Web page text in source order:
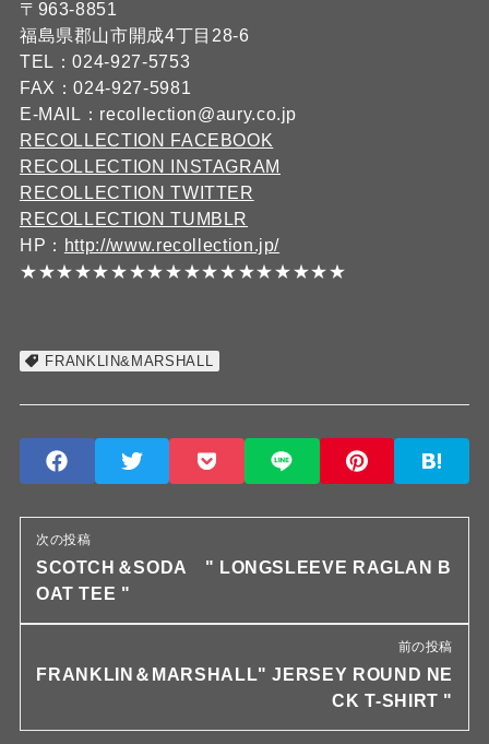
〒963-8851
福島県郡山市開成4丁目28-6
TEL：024-927-5753
FAX：024-927-5981
E-MAIL：recollection@aury.co.jp
RECOLLECTION FACEBOOK
RECOLLECTION INSTAGRAM
RECOLLECTION TWITTER
RECOLLECTION TUMBLR
HP： http://www.recollection.jp/
★★★★★★★★★★★★★★★★★★
FRANKLIN&MARSHALL
次の投稿
SCOTCH＆SODA " LONGSLEEVE RAGLAN B
OAT TEE "
前の投稿
FRANKLIN＆MARSHALL" JERSEY ROUND NE
CK T-SHIRT "